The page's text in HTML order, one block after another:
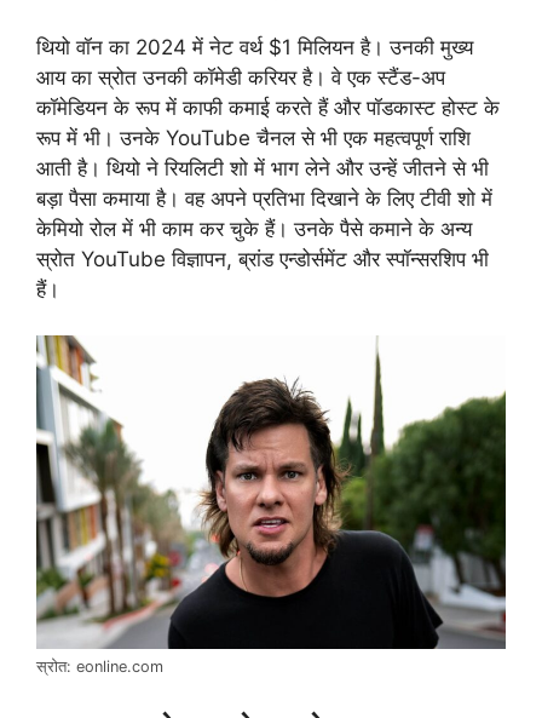
थियो वॉन का 2024 में नेट वर्थ $1 मिलियन है। उनकी मुख्य
आय का स्रोत उनकी कॉमेडी करियर है। वे एक स्टैंड-अप
कॉमेडियन के रूप में काफी कमाई करते हैं और पॉडकास्ट होस्ट के
रूप में भी। उनके YouTube चैनल से भी एक महत्वपूर्ण राशि
आती है। थियो ने रियलिटी शो में भाग लेने और उन्हें जीतने से भी
बड़ा पैसा कमाया है। वह अपने प्रतिभा दिखाने के लिए टीवी शो में
केमियो रोल में भी काम कर चुके हैं। उनके पैसे कमाने के अन्य
स्रोत YouTube विज्ञापन, ब्रांड एन्डोर्समेंट और स्पॉन्सरशिप भी
हैं।
स्रोत: eonline.com